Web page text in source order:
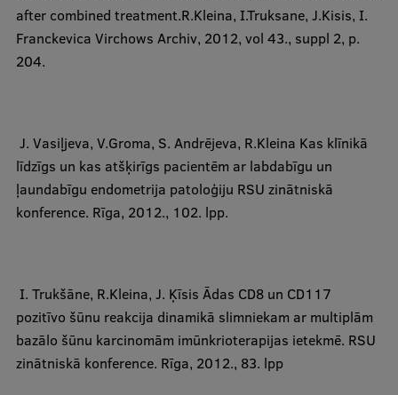
after combined treatment.R.Kleina, I.Truksane, J.Kisis, I.
Franckevica Virchows Archiv, 2012, vol 43., suppl 2, p.
204.
​ J. Vasiļjeva, V.Groma, S. Andrējeva, R.Kleina Kas klīnikā
līdzīgs un kas atšķirīgs pacientēm ar labdabīgu un
ļaundabīgu endometrija patoloģiju RSU zinātniskā
konference. Rīga, 2012., 102. lpp.
​ I. Trukšāne, R.Kleina, J. Ķīsis Ādas CD8 un CD117
pozitīvo šūnu reakcija dinamikā slimniekam ar multiplām
bazālo šūnu karcinomām imūnkrioterapijas ietekmē. RSU
zinātniskā konference. Rīga, 2012., 83. lpp